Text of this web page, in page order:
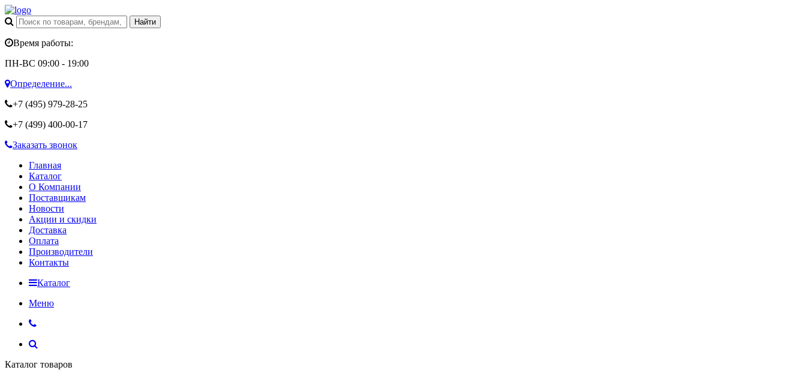
Время работы:
ПН-ВС 09:00 - 19:00
Определение...
+7 (495) 979-28-25
+7 (499) 400-00-17
Заказать звонок
Главная
Каталог
О Компании
Поставщикам
Новости
Акции и скидки
Доставка
Оплата
Производители
Контакты
Каталог
Меню
Каталог товаров